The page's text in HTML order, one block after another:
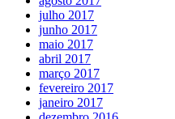
julho 2017
junho 2017
maio 2017
abril 2017
março 2017
fevereiro 2017
janeiro 2017